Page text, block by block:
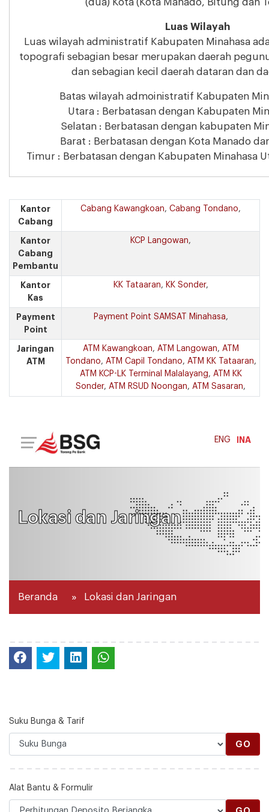
(dua) Kota (Kota Manado, Bitung dan
Luas Wilayah
Luas wilayah administratif Kabupaten Minahasa
topografi sebagian besar merupakan daerah
dan sebagian kecil daerah dataran dan
Batas wilayah admoinistratif Kabupaten
Utara : Berbatasan dengan Kabupaten
Selatan : Berbatasan dengan kabupaten
Barat : Berbatasan dengan Kota Manado
Timur : Berbatasan dengan Kabupaten Minahasa
Kantor
Cabang
Cabang Kawangkoan, Cabang Tondano,
Kantor
Cabang
Pembantu
KCP Langowan,
Kantor
Kas
KK Tataaran, KK Sonder,
Payment
Point
Payment Point SAMSAT Minahasa,
Jaringan
ATM
ATM Kawangkoan, ATM Langowan, ATM
Tondano, ATM Capil Tondano, ATM KK Tataaran,
ATM KCP-LK Terminal Malalayang, ATM KK
Sonder, ATM RSUD Noongan, ATM Sasaran,
Suku Bunga & Tarif
GO
Alat Bantu & Formulir